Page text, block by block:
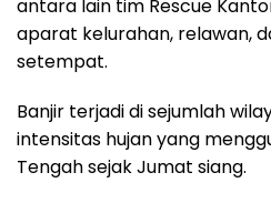
antara lain tim Rescue
aparat kelurahan, relawan,
setempat.
Banjir terjadi di sejumlah
intensitas hujan yang
Tengah sejak Jumat siang.